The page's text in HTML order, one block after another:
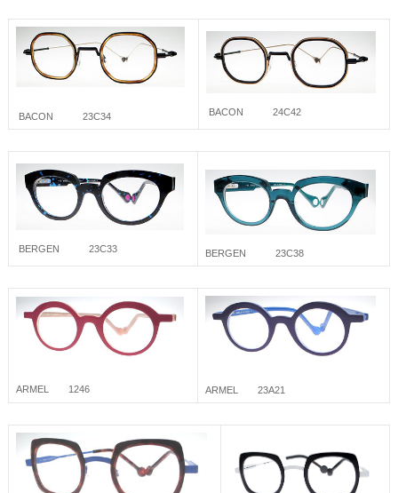
BACON 23C34 BACON 24C42
BERGEN 23C33 BERGEN 23C38
ARMEL 1246 ARMEL 23A21